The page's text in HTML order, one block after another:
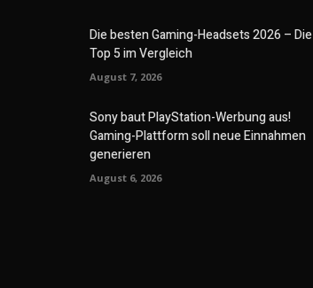
Die besten Gaming-Headsets 2026 – Die
Top 5 im Vergleich
August 7, 2026
Sony baut PlayStation-Werbung aus!
Gaming-Plattform soll neue Einnahmen
generieren
August 6, 2026